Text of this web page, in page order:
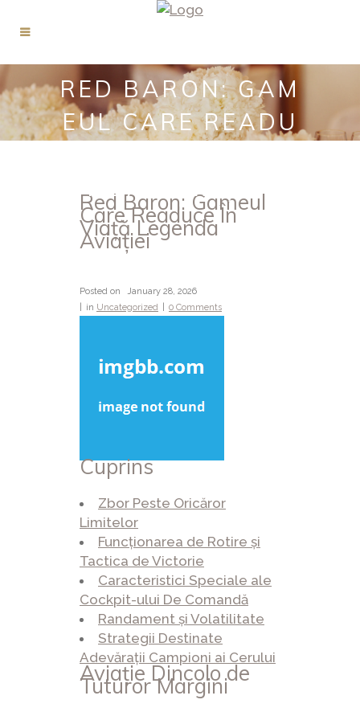
RED BARON: GAM
EUL CARE READU
NDA AVIAȚIEI
Red Baron: Gameul
Care Readuce În
Viață Legenda
Aviației
Posted on
January 28, 2026
in Uncategorized 0 Comments
Cuprins
Zbor Peste Oricăror
Limitelor
Funcționarea de Rotire și
Tactica de Victorie
Caracteristici Speciale ale
Cockpit-ului De Comandă
Randament și Volatilitate
Strategii Destinate
Adevărații Campioni ai Cerului
Aviație Dincolo de
Tuturor Margini